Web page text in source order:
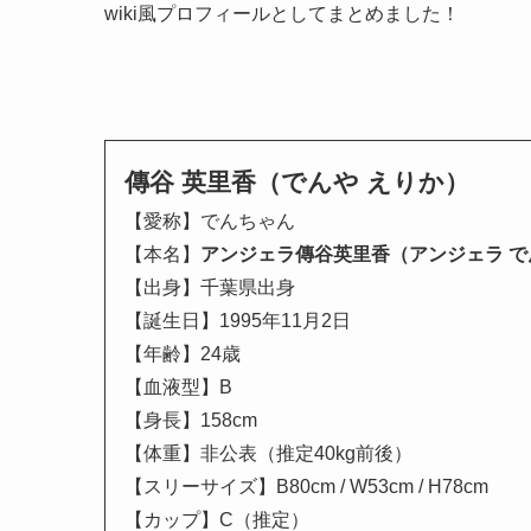
wiki風プロフィールとしてまとめました！
傳谷 英里香（でんや えりか）
【愛称】でんちゃん
【本名】 アンジェラ傳谷英里香（アンジェラ で
【出身】千葉県出身
【誕生日】1995年11月2日
【年齢】24歳
【血液型】B
【身長】158cm
【体重】非公表（推定40kg前後）
【スリーサイズ】B80cm / W53cm / H78cm
【カップ】C（推定）